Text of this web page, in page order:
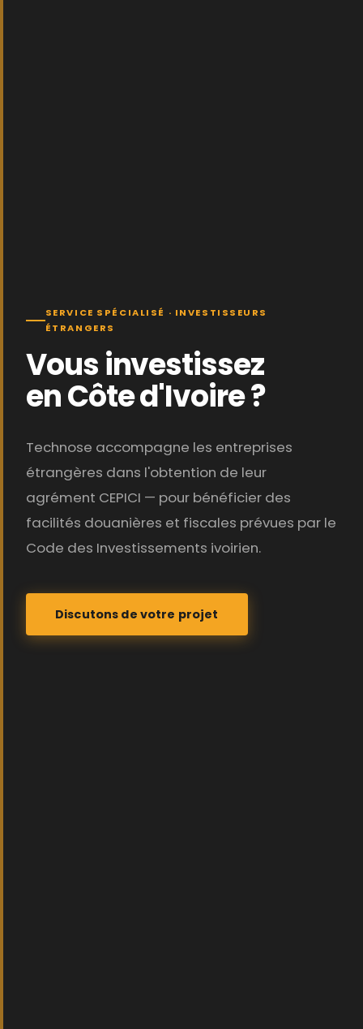
SERVICE SPÉCIALISÉ · INVESTISSEURS
ÉTRANGERS
Vous investissez
en Côte d'Ivoire ?
Technose accompagne les entreprises
étrangères dans l'obtention de leur
agrément CEPICI — pour bénéficier des
facilités douanières et fiscales prévues par le
Code des Investissements ivoirien.
Discutons de votre projet